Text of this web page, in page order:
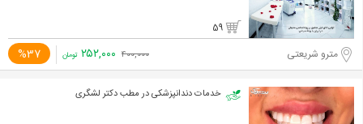
59
مترو شریعتی %37 ۴۰۰,۰۰۰ ۲۵۲,۰۰۰ تومان
خدمات دندانپزشکی در مطب دکتر لشگری